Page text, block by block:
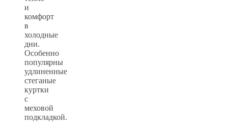
и
комфорт
в
холодные
дни.
Особенно
популярны
удлиненные
стеганые
куртки
с
меховой
подкладкой.